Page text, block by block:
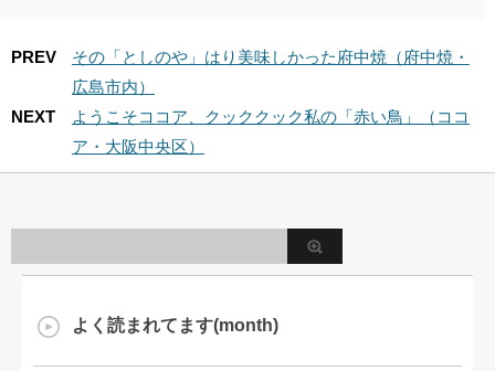
PREV
その「としのや」はり美味しかった府中焼（府中焼・
広島市内）
NEXT
ようこそココア、クッククック私の「赤い鳥」（ココ
ア・大阪中央区）
よく読まれてます(month)